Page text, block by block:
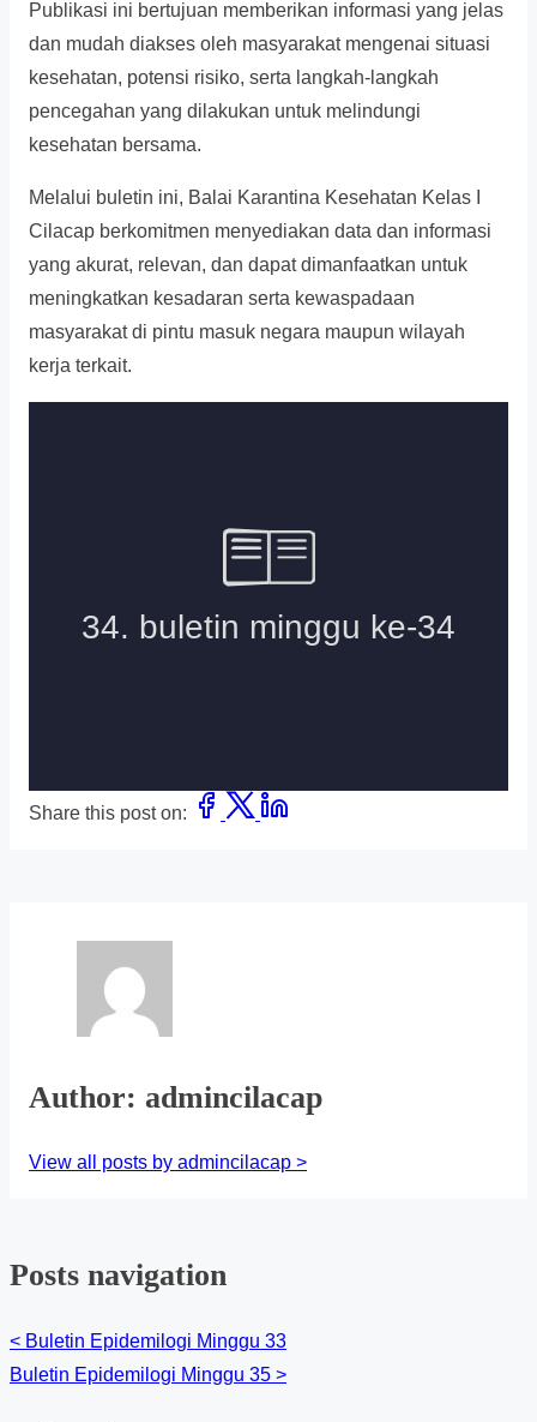
Publikasi ini bertujuan memberikan informasi yang jelas
dan mudah diakses oleh masyarakat mengenai situasi
kesehatan, potensi risiko, serta langkah-langkah
pencegahan yang dilakukan untuk melindungi
kesehatan bersama.
Melalui buletin ini, Balai Karantina Kesehatan Kelas I
Cilacap berkomitmen menyediakan data dan informasi
yang akurat, relevan, dan dapat dimanfaatkan untuk
meningkatkan kesadaran serta kewaspadaan
masyarakat di pintu masuk negara maupun wilayah
kerja terkait.
Share this post on:
Author: admincilacap
View all posts by admincilacap >
Posts navigation
< Buletin Epidemilogi Minggu 33
Buletin Epidemilogi Minggu 35 >